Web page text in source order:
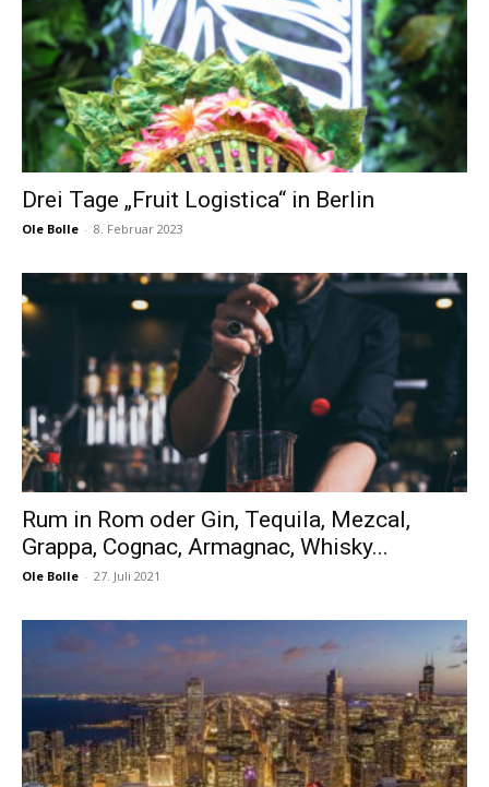
Drei Tage „Fruit Logistica“ in Berlin
Ole Bolle - 8. Februar 2023
Rum in Rom oder Gin, Tequila, Mezcal,
Grappa, Cognac, Armagnac, Whisky...
Ole Bolle - 27. Juli 2021